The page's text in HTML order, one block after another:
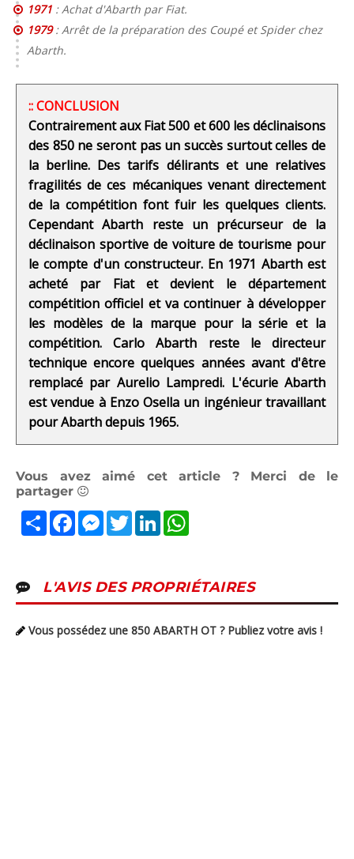
1971 : Achat d'Abarth par Fiat.
1979: Arrêt de la préparation des Coupé et Spider chez
Abarth.
:: CONCLUSION
Contrairement aux Fiat 500 et 600 les déclinaisons
des 850 ne seront pas un succès surtout celles de
la berline. Des tarifs délirants et une relatives
fragilités de ces mécaniques venant directement
de la compétition font fuir les quelques clients.
Cependant Abarth reste un précurseur de la
déclinaison sportive de voiture de tourisme pour
le compte d'un constructeur. En 1971 Abarth est
acheté par Fiat et devient le département
compétition officiel et va continuer à développer
les modèles de la marque pour la série et la
compétition. Carlo Abarth reste le directeur
technique encore quelques années avant d'être
remplacé par Aurelio Lampredi. L'écurie Abarth
est vendue à Enzo Osella un ingénieur travaillant
pour Abarth depuis 1965.
Vous avez aimé cet article ? Merci de le
partager
PartagerFacebookMessenger
TwitterLinkedIn
L'AVIS DES PROPRIÉTAIRES
Vous possédez une 850 ABARTH OT ? Publiez votre avis !